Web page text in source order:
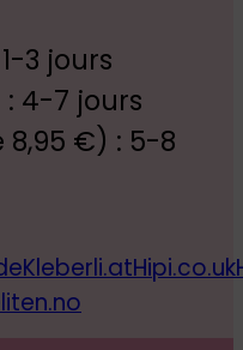
3 jours
4-7 jours
8,95 €) : 5-8
Kleberli.atHipi.co.uk